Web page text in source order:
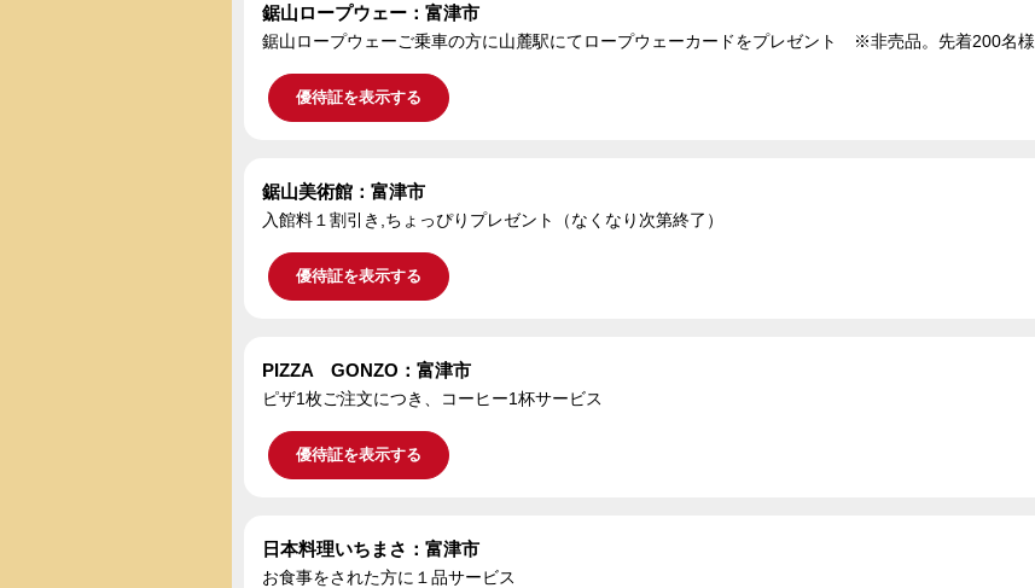
鋸山ロープウェー：富津市
鋸山ロープウェーご乗車の方に山麓駅にてロープウェーカードをプレゼント ※非売品。先着200名様
優待証を表示する
鋸山美術館：富津市
入館料１割引き,ちょっぴりプレゼント（なくなり次第終了）
優待証を表示する
PIZZA GONZO：富津市
ピザ1枚ご注文につき、コーヒー1杯サービス
優待証を表示する
日本料理いちまさ：富津市
お食事をされた方に１品サービス